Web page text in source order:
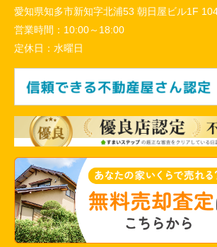
愛知県知多市新知字北浦53 朝日屋ビル1F
営業時間： 10:00～18:00
定休日： 水曜日